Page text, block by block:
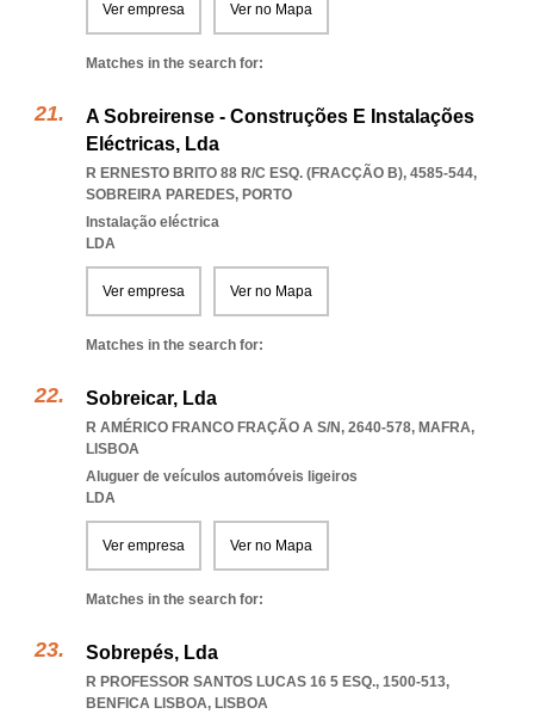
Ver empresa Ver no Mapa
Matches in the search for:
A Sobreirense - Construções E Instalações
Eléctricas, Lda
R ERNESTO BRITO 88 R/C ESQ. (FRACÇÃO B), 4585-544,
SOBREIRA PAREDES, PORTO
Instalação eléctrica
LDA
Ver empresa Ver no Mapa
Matches in the search for:
Sobreicar, Lda
R AMÉRICO FRANCO FRAÇÃO A S/N, 2640-578, MAFRA,
LISBOA
Aluguer de veículos automóveis ligeiros
LDA
Ver empresa Ver no Mapa
Matches in the search for:
Sobrepés, Lda
R PROFESSOR SANTOS LUCAS 16 5 ESQ., 1500-513,
BENFICA LISBOA, LISBOA